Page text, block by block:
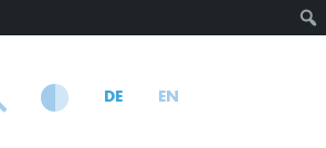
DE EN